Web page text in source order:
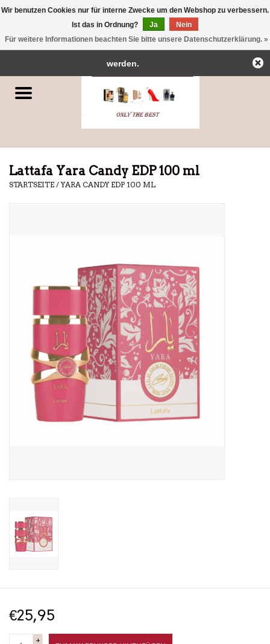
Parfums
Lattafa Yara Candy EDP 100 ml
STARTSEITE /YARA CANDY EDP 100 ML
€25,95
+
Wir benutzen Cookies nur für interne Zwecke um den Webshop zu verbessern.
Ist das in Ordnung?
Ja
Nein
Für weitere Informationen beachten Sie bitte unsere Datenschutzerklärung. »
← Zurück zum BackofficeDieser Shop befindet sich im Aufbau.
Eventuell können nicht alle Bestellungen eingehalten oder erfüllt
werden.